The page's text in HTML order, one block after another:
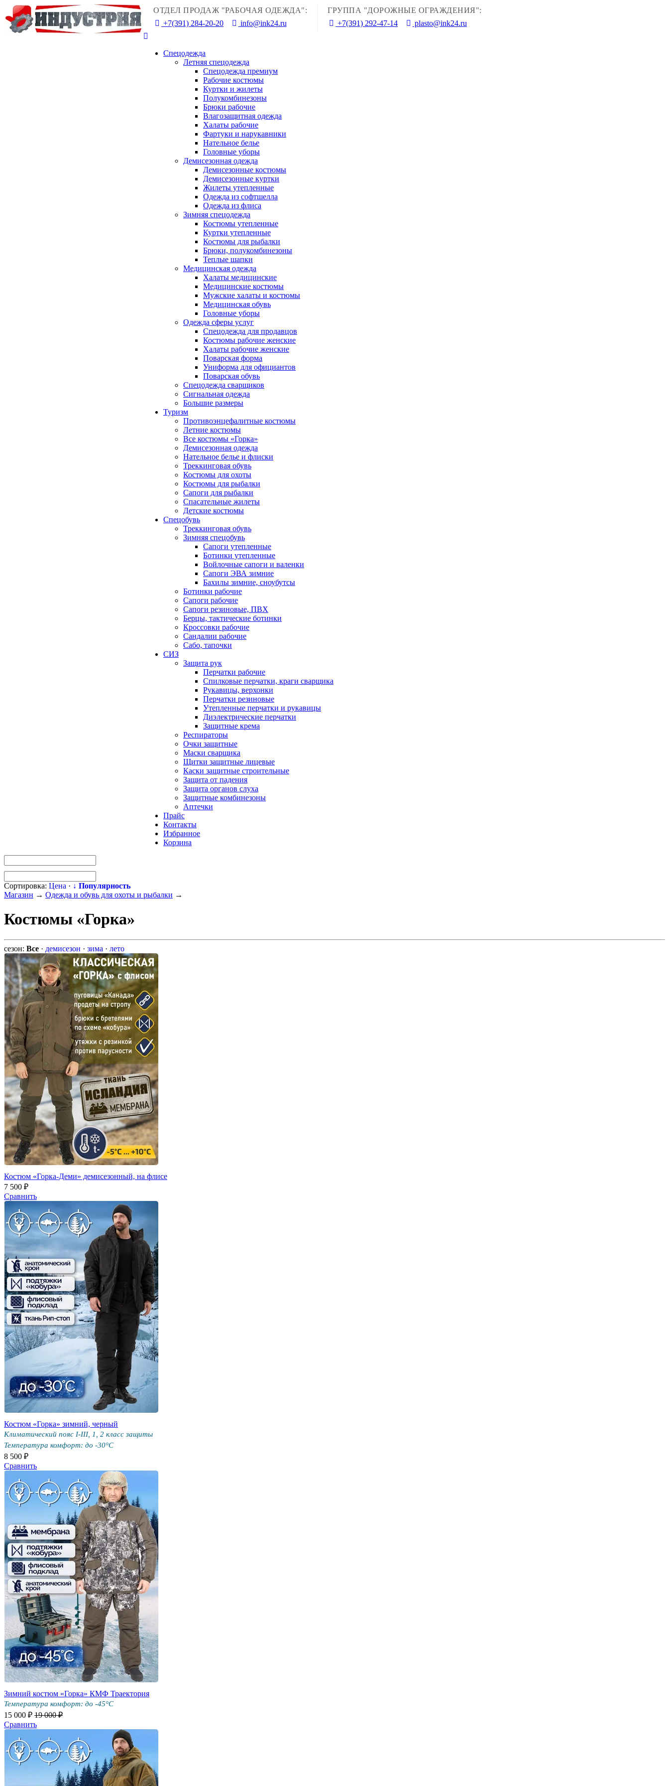
ОТДЕЛ ПРОДАЖ "РАБОЧАЯ ОДЕЖДА":
+7(391) 284-20-20
info@ink24.ru
ГРУППА "ДОРОЖНЫЕ ОГРАЖДЕНИЯ":
+7(391) 292-47-14
plasto@ink24.ru
Спецодежда
Летняя спецодежда
Спецодежда премиум
Рабочие костюмы
Куртки и жилеты
Полукомбинезоны
Брюки рабочие
Влагозащитная одежда
Халаты рабочие
Фартуки и нарукавники
Нательное белье
Головные уборы
Демисезонная одежда
Демисезонные костюмы
Демисезонные куртки
Жилеты утепленные
Одежда из софтшелла
Одежда из флиса
Зимняя спецодежда
Костюмы утепленные
Куртки утепленные
Костюмы для рыбалки
Брюки, полукомбинезоны
Теплые шапки
Медицинская одежда
Халаты медицинские
Медицинские костюмы
Мужские халаты и костюмы
Медицинская обувь
Головные уборы
Одежда сферы услуг
Спецодежда для продавцов
Костюмы рабочие женские
Халаты рабочие женские
Поварская форма
Униформа для официантов
Поварская обувь
Спецодежда сварщиков
Сигнальная одежда
Большие размеры
Туризм
Противоэнцефалитные костюмы
Летние костюмы
Все костюмы «Горка»
Демисезонная одежда
Нательное белье и флиски
Треккинговая обувь
Костюмы для охоты
Костюмы для рыбалки
Сапоги для рыбалки
Спасательные жилеты
Детские костюмы
Спецобувь
Треккинговая обувь
Зимняя спецобувь
Сапоги утепленные
Ботинки утепленные
Войлочные сапоги и валенки
Сапоги ЭВА зимние
Бахилы зимние, сноубутсы
Ботинки рабочие
Сапоги рабочие
Сапоги резиновые, ПВХ
Берцы, тактические ботинки
Кроссовки рабочие
Сандалии рабочие
Сабо, тапочки
СИЗ
Защита рук
Перчатки рабочие
Спилковые перчатки, краги сварщика
Рукавицы, верхонки
Перчатки резиновые
Утепленные перчатки и рукавицы
Диэлектрические перчатки
Защитные крема
Респираторы
Очки защитные
Маски сварщика
Щитки защитные лицевые
Каски защитные строительные
Защита от падения
Защита органов слуха
Защитные комбинезоны
Аптечки
Прайс
Контакты
Избранное
Корзина
Сортировка: Цена · ↓ Популярность
Магазин → Одежда и обувь для охоты и рыбалки →
Костюмы «Горка»
сезон: Все · демисезон · зима · лето
Костюм «Горка-Деми» демисезонный, на флисе
7 500 ₽
Сравнить
Костюм «Горка» зимний, черный
Климатический пояс I-III, 1, 2 класс защиты
Температура комфорт: до -30°С
8 500 ₽
Сравнить
Зимний костюм «Горка» КМФ Траектория
Температура комфорт: до -45°С
15 000 ₽ 19 000 ₽
Сравнить